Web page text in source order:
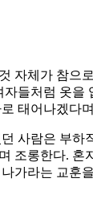
자체가 참
들처럼 옷
태어나겠다
사람은 부
조롱한다.
가라는 교훈